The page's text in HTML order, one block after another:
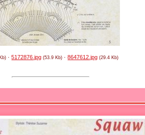
·5172876.jpg (53.9 Kb) ·8647612.jpg (29.4 Kb)